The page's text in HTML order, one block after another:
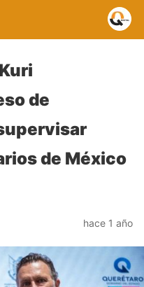
de
de México
hace 1 año